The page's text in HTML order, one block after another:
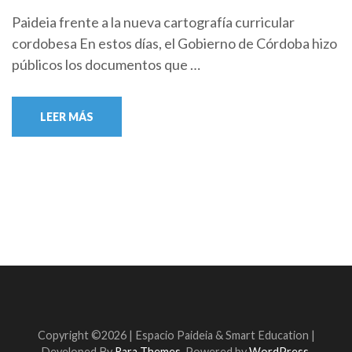
Paideia frente a la nueva cartografía curricular
cordobesa En estos días, el Gobierno de Córdoba hizo
públicos los documentos que …
LEER MÁS
Copyright ©2026 | Espacio Paideia & Smart Education |